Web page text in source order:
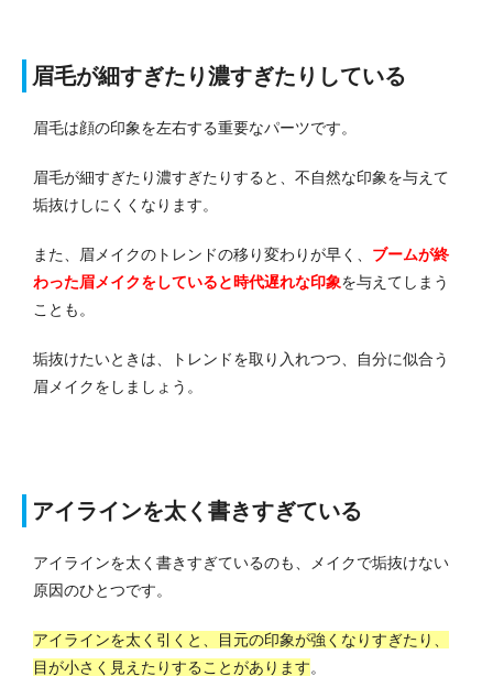
眉毛が細すぎたり濃すぎたりしている
眉毛は顔の印象を左右する重要なパーツです。
眉毛が細すぎたり濃すぎたりすると、不自然な印象を与えて
垢抜けしにくくなります。
また、眉メイクのトレンドの移り変わりが早く、 ブームが終
わった眉メイクをしていると時代遅れな印象を与えてしまう
ことも。
垢抜けたいときは、トレンドを取り入れつつ、自分に似合う
眉メイクをしましょう。
アイラインを太く書きすぎている
アイラインを太く書きすぎているのも、メイクで垢抜けない
原因のひとつです。
アイラインを太く引くと、目元の印象が強くなりすぎたり、
目が小さく見えたりすることがあります。